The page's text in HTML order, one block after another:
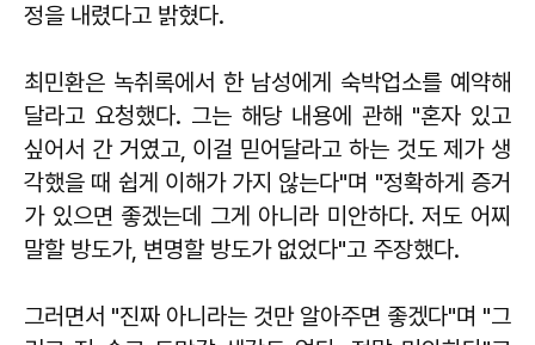
정을 내렸다고 밝혔다.
최민환은 녹취록에서 한 남성에게 숙박업소를 예약해
달라고 요청했다. 그는 해당 내용에 관해 "혼자 있고
싶어서 간 거였고, 이걸 믿어달라고 하는 것도 제가 생
각했을 때 쉽게 이해가 가지 않는다"며 "정확하게 증거
가 있으면 좋겠는데 그게 아니라 미안하다. 저도 어찌
말할 방도가, 변명할 방도가 없었다"고 주장했다.
그러면서 "진짜 아니라는 것만 알아주면 좋겠다"며 "그